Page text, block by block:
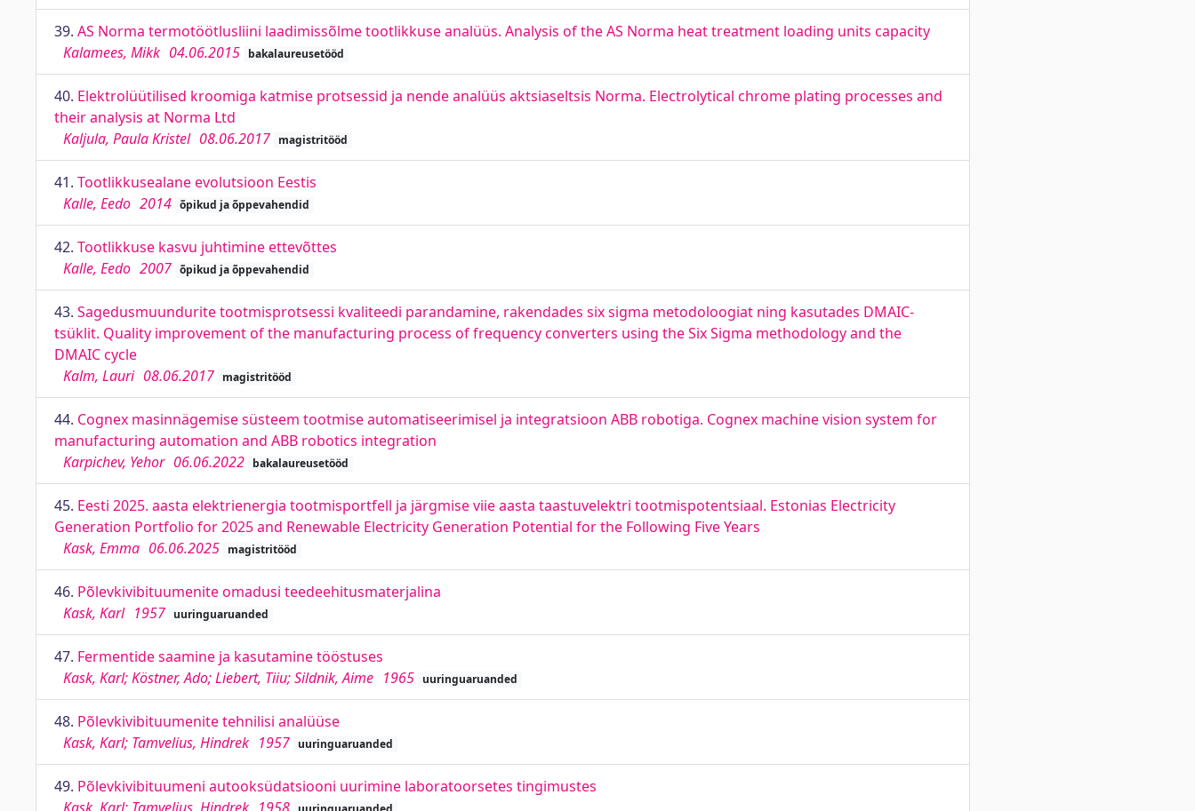
39. AS Norma termotöötlusliini laadimissõlme tootlikkuse analüüs. Analysis of the AS Norma heat treatment loading units capacity
Kalamees, Mikk 04.06.2015 bakalaureusetööd
40. Elektrolüütilised kroomiga katmise protsessid ja nende analüüs aktsiaseltsis Norma. Electrolytical chrome plating processes and
their analysis at Norma Ltd
Kaljula, Paula Kristel 08.06.2017 magistritööd
41. Tootlikkusealane evolutsioon Eestis
Kalle, Eedo 2014 õpikud ja õppevahendid
42. Tootlikkuse kasvu juhtimine ettevõttes
Kalle, Eedo 2007 õpikud ja õppevahendid
43. Sagedusmuundurite tootmisprotsessi kvaliteedi parandamine, rakendades six sigma metodoloogiat ning kasutades DMAIC-
tsüklit. Quality improvement of the manufacturing process of frequency converters using the Six Sigma methodology and the
DMAIC cycle
Kalm, Lauri 08.06.2017 magistritööd
44. Cognex masinnägemise süsteem tootmise automatiseerimisel ja integratsioon ABB robotiga. Cognex machine vision system for
manufacturing automation and ABB robotics integration
Karpichev, Yehor 06.06.2022 bakalaureusetööd
45. Eesti 2025. aasta elektrienergia tootmisportfell ja järgmise viie aasta taastuvelektri tootmispotentsiaal. Estonias Electricity
Generation Portfolio for 2025 and Renewable Electricity Generation Potential for the Following Five Years
Kask, Emma 06.06.2025 magistritööd
46. Põlevkivibituumenite omadusi teedeehitusmaterjalina
Kask, Karl 1957 uuringuaruanded
47. Fermentide saamine ja kasutamine tööstuses
Kask, Karl; Köstner, Ado; Liebert, Tiiu; Sildnik, Aime 1965 uuringuaruanded
48. Põlevkivibituumenite tehnilisi analüüse
Kask, Karl; Tamvelius, Hindrek 1957 uuringuaruanded
49. Põlevkivibituumeni autooksüdatsiooni uurimine laboratoorsetes tingimustes